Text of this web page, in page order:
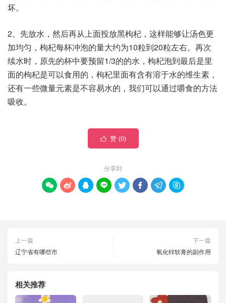
坏。
2、先放水，然后再从上面投放黑枸杞，这样能够让汤色更
加均匀，枸杞每杯冲泡的量大约为10粒到20粒左右。再次
续水时，原先的杯中要预留1/3的的水，枸杞泡到最后是里
面的枸杞是可以食用的，枸杞里面有含有溶于水的维生素，
还有一些微量元素是不容易水的，我们可以通过嚼食的方法
吸收。
 赞 (0)
分享到
       
上一篇
辽宁省有哪些市
下一篇
氧化锌软膏的副作用
相关推荐